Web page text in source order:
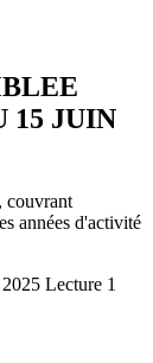
15 JUIN
couvrant
années d'activité
Lecture 1